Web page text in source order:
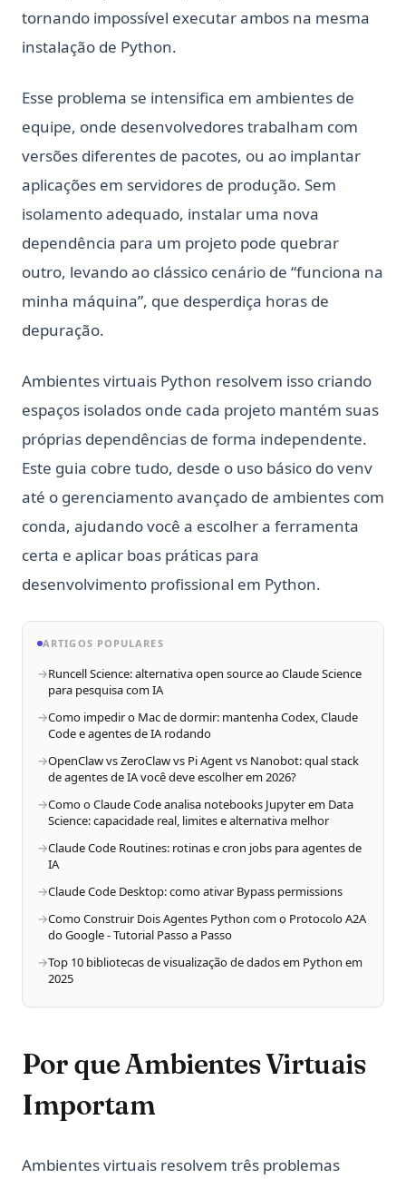
tornando impossível executar ambos na mesma
instalação de Python.
Esse problema se intensifica em ambientes de
equipe, onde desenvolvedores trabalham com
versões diferentes de pacotes, ou ao implantar
aplicações em servidores de produção. Sem
isolamento adequado, instalar uma nova
dependência para um projeto pode quebrar
outro, levando ao clássico cenário de “funciona na
minha máquina”, que desperdiça horas de
depuração.
Ambientes virtuais Python resolvem isso criando
espaços isolados onde cada projeto mantém suas
próprias dependências de forma independente.
Este guia cobre tudo, desde o uso básico do venv
até o gerenciamento avançado de ambientes com
conda, ajudando você a escolher a ferramenta
certa e aplicar boas práticas para
desenvolvimento profissional em Python.
ARTIGOS POPULARES
Runcell Science: alternativa open source ao Claude Science
para pesquisa com IA
Como impedir o Mac de dormir: mantenha Codex, Claude
Code e agentes de IA rodando
OpenClaw vs ZeroClaw vs Pi Agent vs Nanobot: qual stack
de agentes de IA você deve escolher em 2026?
Como o Claude Code analisa notebooks Jupyter em Data
Science: capacidade real, limites e alternativa melhor
Claude Code Routines: rotinas e cron jobs para agentes de
IA
Claude Code Desktop: como ativar Bypass permissions
Como Construir Dois Agentes Python com o Protocolo A2A
do Google - Tutorial Passo a Passo
Top 10 bibliotecas de visualização de dados em Python em
2025
Por que Ambientes Virtuais
Importam
Ambientes virtuais resolvem três problemas